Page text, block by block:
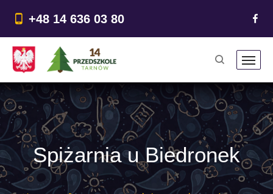
treści
+48 14 636 03 80
Spiżarnia u Biedronek